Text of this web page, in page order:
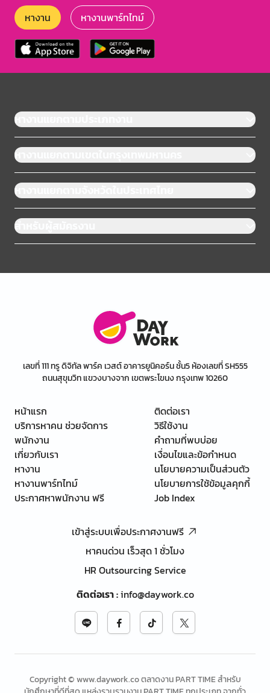
หางาน หางานพาร์ทไทม์
หางานแยกตามประเภทงาน
หางานแยกตามเขตในกรุงเทพมหานคร
หางานแยกตามจังหวัดในประเทศไทย
สำหรับผู้สมัครงาน
เลขที่ 111 ทรู ดิจิทัล พาร์ค เวสต์ อาคารยูนิคอร์น ชั้น5 ห้องเลขที่ SH555
ถนนสุขุมวิท แขวงบางจาก เขตพระโขนง กรุงเทพ 10260
หน้าแรก
บริการหาคน ช่วยจัดการ
พนักงาน
เกี่ยวกับเรา
หางาน
หางานพาร์ทไทม์
ประกาศหาพนักงาน ฟรี
ติดต่อเรา
วิธีใช้งาน
คำถามที่พบบ่อย
เงื่อนไขและข้อกำหนด
นโยบายความเป็นส่วนตัว
นโยบายการใช้ข้อมูลคุกกี้
Job Index
เข้าสู่ระบบเพื่อประกาศงานฟรี
หาคนด่วน เร็วสุด 1 ชั่วโมง
HR Outsourcing Service
ติดต่อเรา:info@daywork.co
Copyright © www.daywork.co ตลาดงาน PART TIME สำหรับ